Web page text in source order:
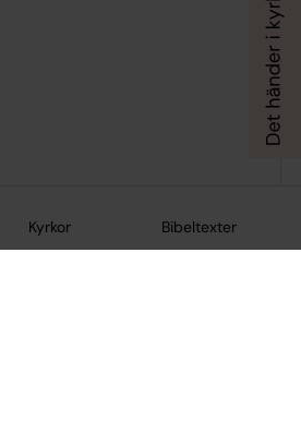
Kyrkor Bibeltexter